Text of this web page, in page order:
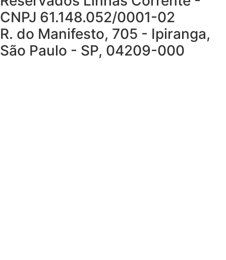
CNPJ 61.148.052/0001-02
R. do Manifesto, 705 - Ipiranga,
São Paulo - SP, 04209-000